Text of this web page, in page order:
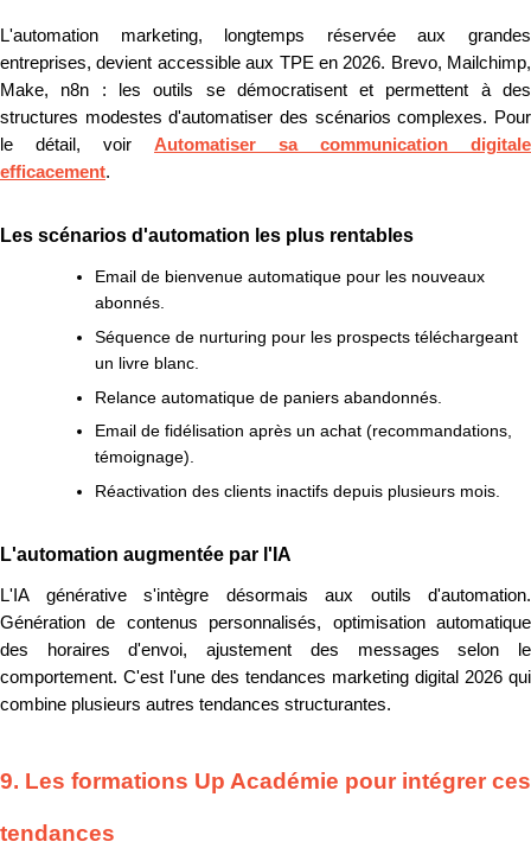
L'automation marketing, longtemps réservée aux grandes
entreprises, devient accessible aux TPE en 2026. Brevo, Mailchimp,
Make, n8n : les outils se démocratisent et permettent à des
structures modestes d'automatiser des scénarios complexes. Pour
le détail, voir Automatiser sa communication digitale
efficacement.
Les scénarios d'automation les plus rentables
Email de bienvenue automatique pour les nouveaux
abonnés.
Séquence de nurturing pour les prospects téléchargeant
un livre blanc.
Relance automatique de paniers abandonnés.
Email de fidélisation après un achat (recommandations,
témoignage).
Réactivation des clients inactifs depuis plusieurs mois.
L'automation augmentée par l'IA
L'IA générative s'intègre désormais aux outils d'automation.
Génération de contenus personnalisés, optimisation automatique
des horaires d'envoi, ajustement des messages selon le
comportement. C'est l'une des tendances marketing digital 2026 qui
combine plusieurs autres tendances structurantes.
9. Les formations Up Académie pour intégrer ces
tendances